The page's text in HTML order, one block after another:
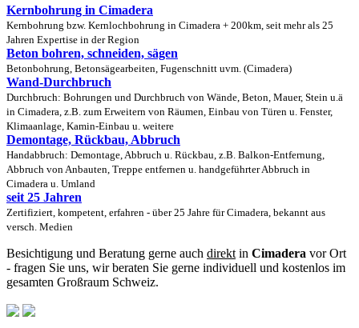
Kernbohrung in Cimadera
Kernbohrung bzw. Kernlochbohrung in Cimadera + 200km, seit mehr als 25
Jahren Expertise in der Region
Beton bohren, schneiden, sägen
Betonbohrung, Betonsägearbeiten, Fugenschnitt uvm. (Cimadera)
Wand-Durchbruch
Durchbruch: Bohrungen und Durchbruch von Wände, Beton, Mauer, Stein u.ä
in Cimadera, z.B. zum Erweitern von Räumen, Einbau von Türen u. Fenster,
Klimaanlage, Kamin-Einbau u. weitere
Demontage, Rückbau, Abbruch
Handabbruch: Demontage, Abbruch u. Rückbau, z.B. Balkon-Entfernung,
Abbruch von Anbauten, Treppe entfernen u. handgeführter Abbruch in
Cimadera u. Umland
seit 25 Jahren
Zertifiziert, kompetent, erfahren - über 25 Jahre für Cimadera, bekannt aus
versch. Medien
Besichtigung und Beratung gerne auch direkt in Cimadera vor Ort
- fragen Sie uns, wir beraten Sie gerne individuell und kostenlos im
gesamten Großraum Schweiz.